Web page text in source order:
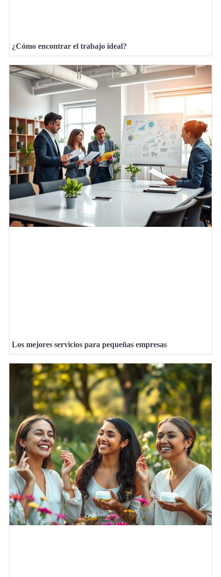
¿Cómo encontrar el trabajo ideal?
Los mejores servicios para pequeñas empresas